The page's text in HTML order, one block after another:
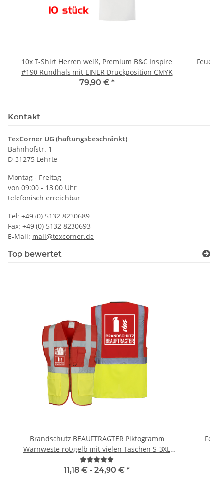
10x T-Shirt Herren weiß, Premium B&C Inspire
#190 Rundhals mit EINER Druckposition CMYK
79,90 € *
Kontakt
TexCorner UG (haftungsbeschränkt)
Bahnhofstr. 1
D-31275 Lehrte
Montag - Freitag
von 09:00 - 13:00 Uhr
telefonisch erreichbar
Tel: +49 (0) 5132 8230689
Fax: +49 (0) 5132 8230693
E-Mail: mail@texcorner.de
Top bewertet
Brandschutz BEAUFTRAGTER Piktogramm
Warnweste rot/gelb mit vielen Taschen S-3XL
"BRAND22 Linie"
11,18 € - 24,90 € *